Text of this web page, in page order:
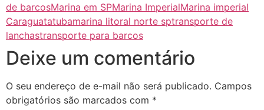
de barcosMarina em SPMarina ImperialMarina imperial
Caraguatatubamarina litoral norte sptransporte de
lanchastransporte para barcos
Deixe um comentário
O seu endereço de e-mail não será publicado. Campos
obrigatórios são marcados com *